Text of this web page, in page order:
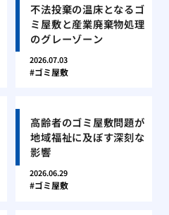
不法投棄の温床となるゴ
ミ屋敷と産業廃棄物処理
のグレーゾーン
2026.07.03
ゴミ屋敷
高齢者のゴミ屋敷問題が
地域福祉に及ぼす深刻な
影響
2026.06.29
ゴミ屋敷